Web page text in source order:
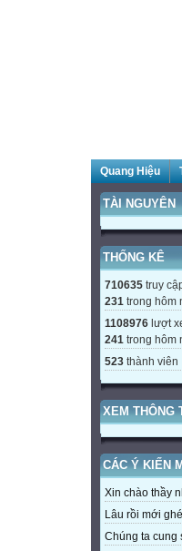
Quang Hiệu
TÀI NGUYÊN
THỐNG KÊ
710635 truy
231 trong hôm
1108976 lượt
241 trong hôm
523 thành viên
XEM THÔNG
CÁC Ý KIẾN
Xin chào thầy
Lâu rồi mới
Chúng ta cung